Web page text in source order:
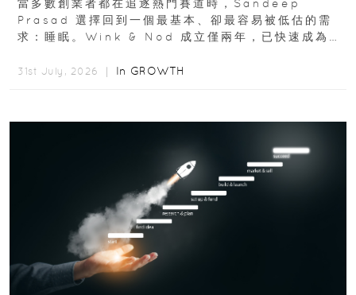
當多數創業者都在追逐熱門賽道時，Sandeep
Prasad 選擇回到一個最基本、卻最容易被低估的需
求：睡眠。Wink & Nod 成立僅兩年，已快速成為印
31st July, 2026 ｜ In GROWTH